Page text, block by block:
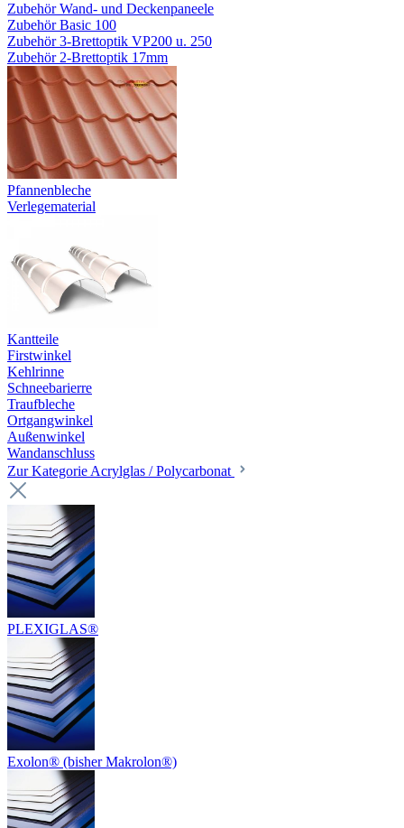
Zubehör Wand- und Deckenpaneele
Zubehör Basic 100
Zubehör 3-Brettoptik VP200 u. 250
Zubehör 2-Brettoptik 17mm
Pfannenbleche
Verlegematerial
Kantteile
Firstwinkel
Kehlrinne
Schneebarierre
Traufbleche
Ortgangwinkel
Außenwinkel
Wandanschluss
Zur Kategorie Acrylglas / Polycarbonat
PLEXIGLAS®
Exolon® (bisher Makrolon®)